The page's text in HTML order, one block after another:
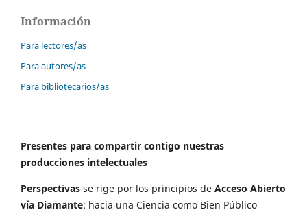
Información
Para lectores/as
Para autores/as
Para bibliotecarios/as
Presentes para compartir contigo nuestras
producciones intelectuales
Perspectivas se rige por los principios de Acceso Abierto
vía Diamante: hacia una Ciencia como Bien Público